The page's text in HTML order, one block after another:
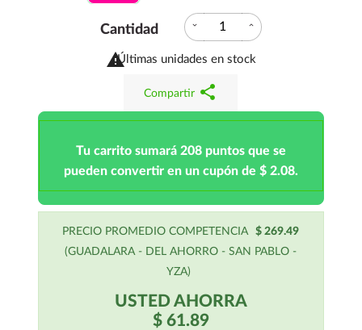
Cantidad expand_more expand_less

Últimas unidades en stock
Compartir share
Tu carrito sumará 208 puntos que se
pueden convertir en un cupón de $ 2.08.
PRECIO PROMEDIO COMPETENCIA
$ 269.49
(GUADALARA - DEL AHORRO - SAN PABLO -
YZA)
USTED AHORRA
$ 61.89